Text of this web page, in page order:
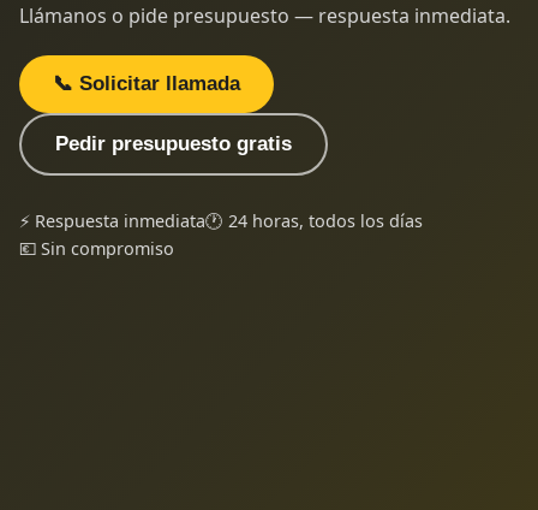
Llámanos o pide presupuesto — respuesta inmediata.
📞 Solicitar llamada
Pedir presupuesto gratis
⚡ Respuesta inmediata🕐 24 horas, todos los días
💶 Sin compromiso